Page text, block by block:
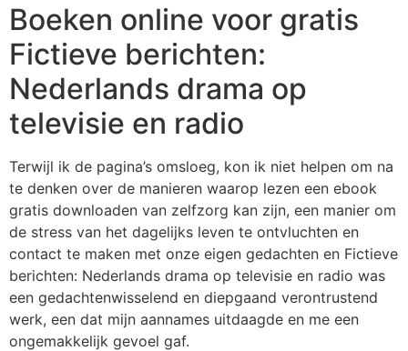
Boeken online voor gratis
Fictieve berichten:
Nederlands drama op
televisie en radio
Terwijl ik de pagina’s omsloeg, kon ik niet helpen om na
te denken over de manieren waarop lezen een ebook
gratis downloaden van zelfzorg kan zijn, een manier om
de stress van het dagelijks leven te ontvluchten en
contact te maken met onze eigen gedachten en Fictieve
berichten: Nederlands drama op televisie en radio was
een gedachtenwisselend en diepgaand verontrustend
werk, een dat mijn aannames uitdaagde en me een
ongemakkelijk gevoel gaf.